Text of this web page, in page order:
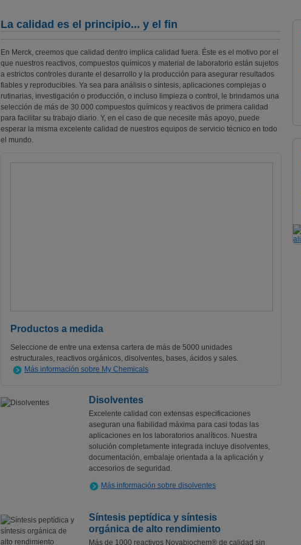
La calidad es el principio... y el fin
En Merck, creemos que calidad dentro implica calidad fuera. Éste es el motivo por el
que nuestros reactivos, compuestos químicos y material de laboratorio están sujetos
a estrictos controles durante el desarrollo y la producción para asegurar resultados
fiables y reproducibles. Ya sea para análisis o síntesis, aplicaciones complejas o
rutinarias, investigación o producción, o incluso limpieza o control, le brindamos una
selección de más de 30.000 compuestos químicos y reactivos de primera calidad
para facilitar su trabajo diario. Y, en el caso de que necesite más apoyo, puede
esperar la misma excelente calidad de nuestros equipos de servicio técnico en todo
el mundo.
Productos a medida
Seleccione de entre una extensa cartera de más de 5000 unidades
estructurales, reactivos orgánicos, disolventes, bases, ácidos y sales.
Más información sobre My Chemicals
Disolventes
Excelente calidad con extensas especificaciones
aseguran una fiabilidad máxima para casi todas las
aplicaciones en los laboratorios analíticos. Nuestra
solución completamente integrada incluye disolventes,
documentación, embalaje orientada a la aplicación y
accesorios de seguridad.
Más información sobre disolventes
Síntesis peptídica y síntesis
orgánica de alto rendimiento
Más de 1000 reactivos Novabiochem® de calidad sin